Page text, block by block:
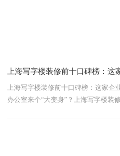
上海写字楼装修前十口碑榜：这
上海写字楼装修前十口碑榜：这家企
办公室来个“大变身”？上海写字楼装